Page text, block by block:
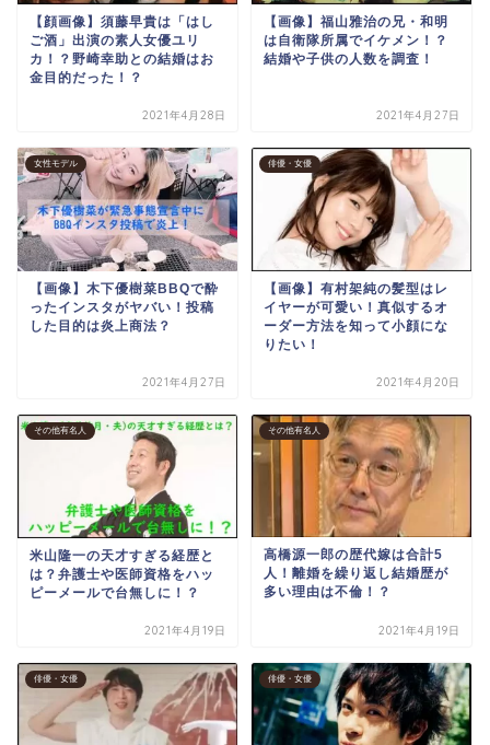
【顔画像】須藤早貴は「はし
ご酒」出演の素人女優ユリ
カ！？野崎幸助との結婚はお
金目的だった！？
2021年4月28日
【画像】福山雅治の兄・和明
は自衛隊所属でイケメン！？
結婚や子供の人数を調査！
2021年4月27日
女性モデル
【画像】木下優樹菜BBQで酔
ったインスタがヤバい！投稿
した目的は炎上商法？
2021年4月27日
俳優・女優
【画像】有村架純の髪型はレ
イヤーが可愛い！真似するオ
ーダー方法を知って小顔にな
りたい！
2021年4月20日
その他有名人
米山隆一の天才すぎる経歴と
は？弁護士や医師資格をハッ
ピーメールで台無しに！？
2021年4月19日
その他有名人
高橋源一郎の歴代嫁は合計5
人！離婚を繰り返し結婚歴が
多い理由は不倫！？
2021年4月19日
俳優・女優 俳優・女優